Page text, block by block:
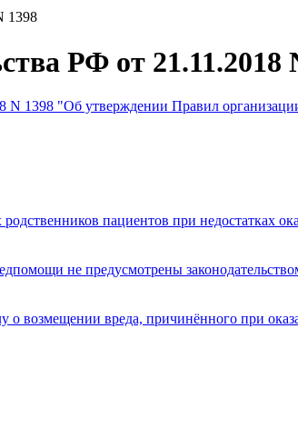
1398
РФ от 21.11.2018
N 1398 "Об утверждении Правил
пациентов при недостатках
не предусмотрены
возмещении вреда, причинённого при